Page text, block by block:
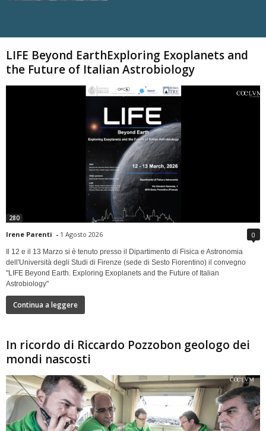
LIFE Beyond EarthExploring Exoplanets and
the Future of Italian Astrobiology
280
Irene Parenti - 1 Agosto 2026 0
Il 12 e il 13 Marzo si è tenuto presso il Dipartimento di Fisica e Astronomia
dell'Università degli Studi di Firenze (sede di Sesto Fiorentino) il convegno
"LIFE Beyond Earth. Exploring Exoplanets and the Future of Italian
Astrobiology"
Continua a leggere
In ricordo di Riccardo Pozzobon geologo dei
mondi nascosti